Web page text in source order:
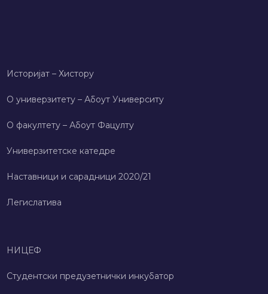
Историјат – Хисторy
О универзитету – Абоут Университy
О факултету – Абоут Фацултy
Универзитетске катедре
Наставници и сарадници 2020/21
Легислатива
НИЦЕФ
Студентски предузетнички инкубатор